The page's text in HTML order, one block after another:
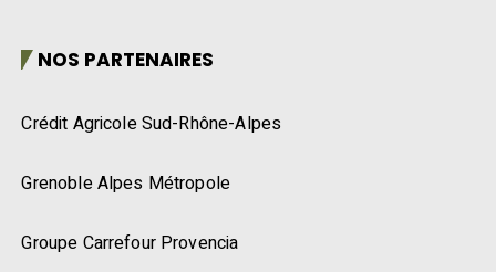
NOS PARTENAIRES
Crédit Agricole Sud-Rhône-Alpes
Grenoble Alpes Métropole
Groupe Carrefour Provencia